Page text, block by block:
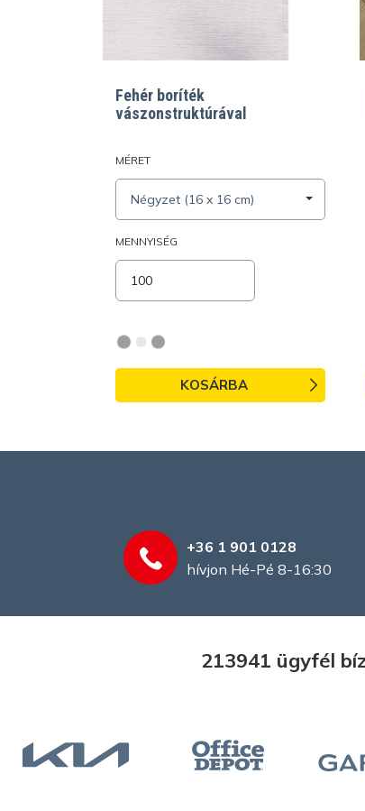
Fehér boríték
vászonstruktúrával
MÉRET
Négyzet (16 x 16 cm)
MENNYISÉG
KOSÁRBA
+36 1 901 0128
hívjon Hé-Pé 8-16:30
213941 ügyfél